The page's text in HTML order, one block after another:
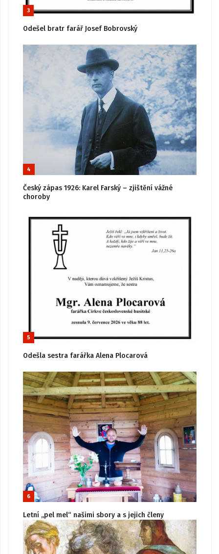
3
Odešel bratr farář Josef Bobrovský
4
Český zápas 1926: Karel Farský – zjištění vážné
choroby
5
Odešla sestra farářka Alena Plocarová
6
Letní „pel mel“ našimi sbory a s jejich členy